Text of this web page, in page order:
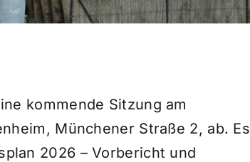
kommende Sitzung am
Münchener Straße 2, ab. Es
2026 – Vorbericht und